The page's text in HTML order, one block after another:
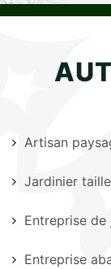
Artisan
Jardinier
Entreprise
Entreprise